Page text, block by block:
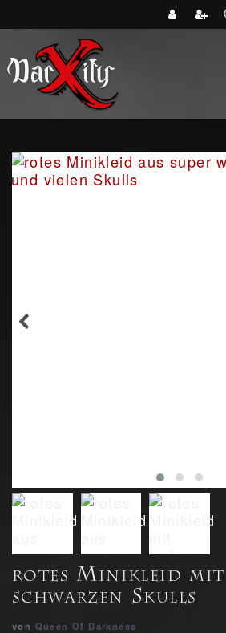
rotes Minikleid mit
schwarzen Skulls
von Queen Of Darkness